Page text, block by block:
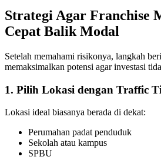
Strategi Agar Franchise
Cepat Balik Modal
Setelah memahami risikonya, langkah
memaksimalkan potensi agar investasi
1. Pilih Lokasi dengan Traffic
Lokasi ideal biasanya berada di dekat:
Perumahan padat penduduk
Sekolah atau kampus
SPBU